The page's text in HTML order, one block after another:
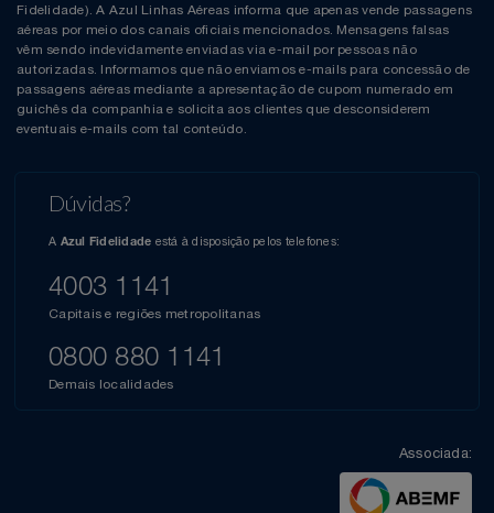
Fidelidade). A Azul Linhas Aéreas informa que apenas vende passagens
aéreas por meio dos canais oficiais mencionados. Mensagens falsas
vêm sendo indevidamente enviadas via e-mail por pessoas não
autorizadas. Informamos que não enviamos e-mails para concessão de
passagens aéreas mediante a apresentação de cupom numerado em
guichês da companhia e solicita aos clientes que desconsiderem
eventuais e-mails com tal conteúdo.
Dúvidas?
A Azul Fidelidade está à disposição pelos telefones:
4003 1141
Capitais e regiões metropolitanas
0800 880 1141
Demais localidades
Associada: